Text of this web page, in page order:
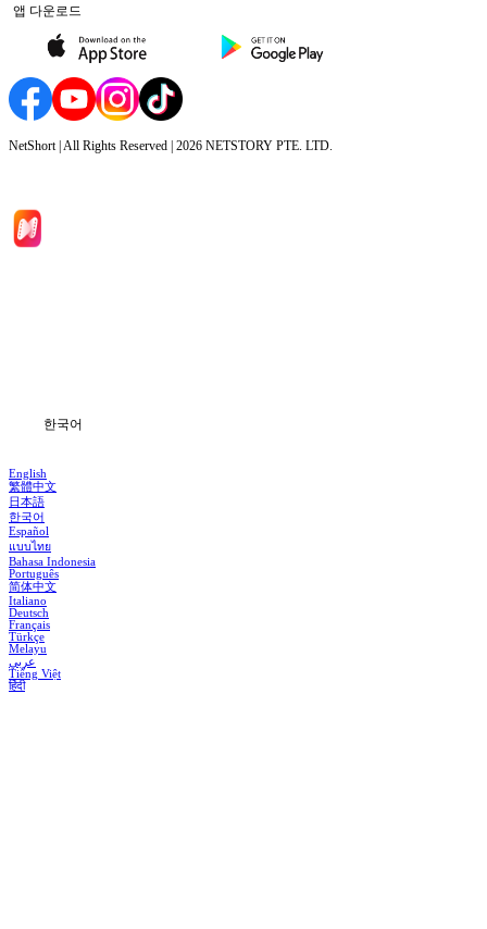
앱 다운로드
NetShort | All Rights Reserved | 2026 NETSTORY PTE. LTD.
한국어
English
繁體中文
日本語
한국어
Español
แบบไทย
Bahasa Indonesia
Português
简体中文
Italiano
Deutsch
Français
Türkçe
Melayu
عربي
Tiếng Việt
हिंदी